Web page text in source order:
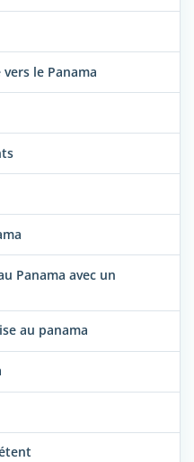
le Panama
Panama avec un
au panama